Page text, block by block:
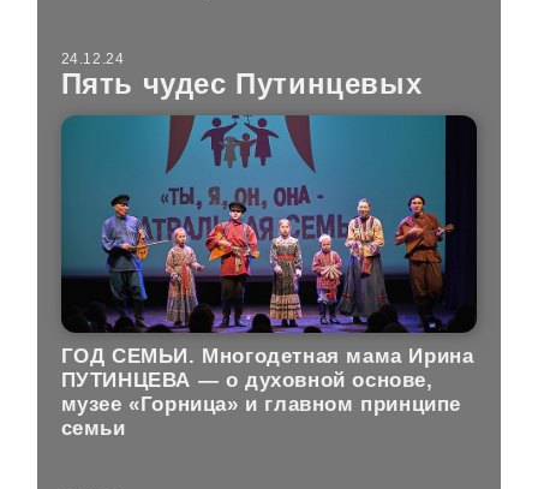
24.12.24
Пять чудес Путинцевых
ГОД СЕМЬИ. Многодетная мама Ирина
ПУТИНЦЕВА — о духовной основе,
музее «Горница» и главном принципе
семьи